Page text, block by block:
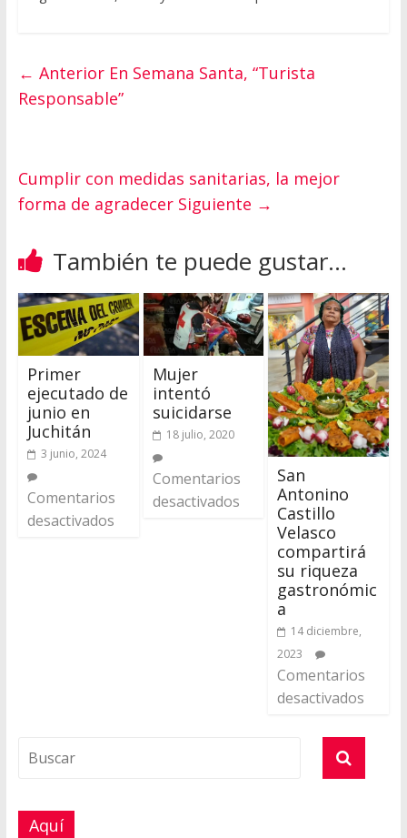
← AnteriorEn Semana Santa, “Turista
Responsable”
Cumplir con medidas sanitarias, la mejor
forma de agradecer Siguiente →
También te puede gustar...
Primer
ejecutado de
junio en
Juchitán
3 junio, 2024
Comentarios
desactivados
Mujer
intentó
suicidarse
18 julio, 2020
Comentarios
desactivados
San
Antonino
Castillo
Velasco
compartirá
su riqueza
gastronómic
a
14 diciembre,
2023
Comentarios
desactivados
Aquí